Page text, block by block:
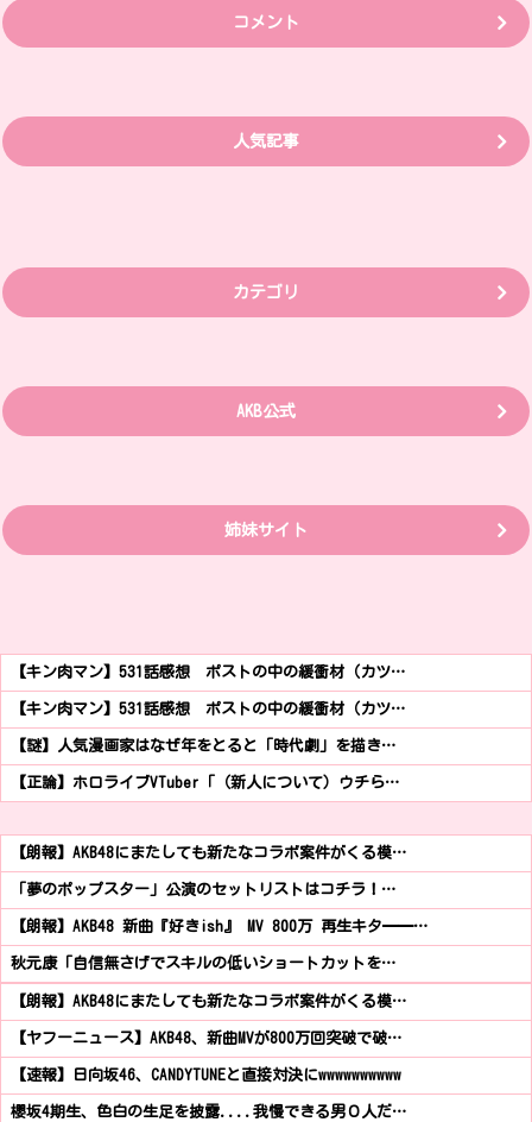
コメント
人気記事
カテゴリ
AKB公式
姉妹サイト
【キン肉マン】531話感想 ポストの中の緩衝材（カツ…
【キン肉マン】531話感想 ポストの中の緩衝材（カツ…
【謎】人気漫画家はなぜ年をとると「時代劇」を描き…
【正論】ホロライブVTuber「（新人について）ウチら…
【朗報】AKB48にまたしても新たなコラボ案件がくる模…
「夢のポップスター」公演のセットリストはコチラ！…
【朗報】AKB48 新曲『好きish』 MV 800万 再生キタ━━…
秋元康「自信無さげでスキルの低いショートカットを…
【朗報】AKB48にまたしても新たなコラボ案件がくる模…
【ヤフーニュース】AKB48、新曲MVが800万回突破で破…
【速報】日向坂46、CANDYTUNEと直接対決にwwwwwwwwww
櫻坂4期生、色白の生足を披露....我慢できる男０人だ…